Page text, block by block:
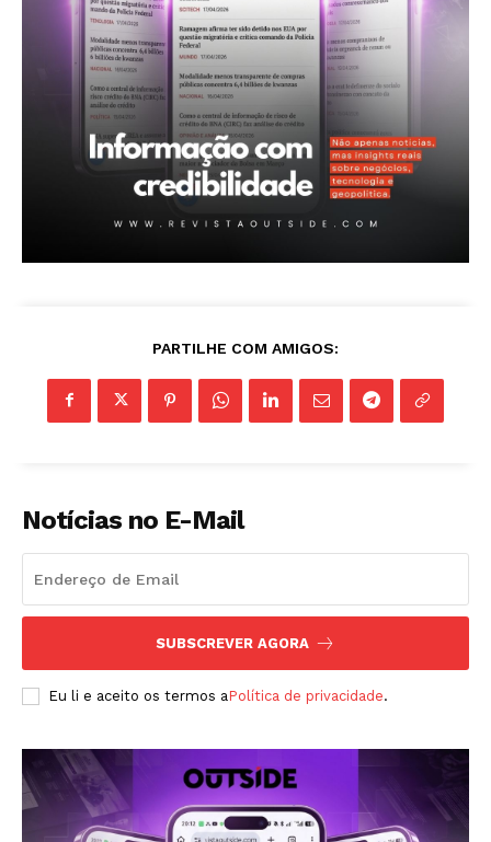
Revista Outside
ASSINAR
A Empresa
Sobre nós
Diretrizes Editoriais
PARTILHE COM AMIGOS:
Notícias no E-Mail
SUBSCREVER AGORA
Eu li e aceito os termos a Política de privacidade.